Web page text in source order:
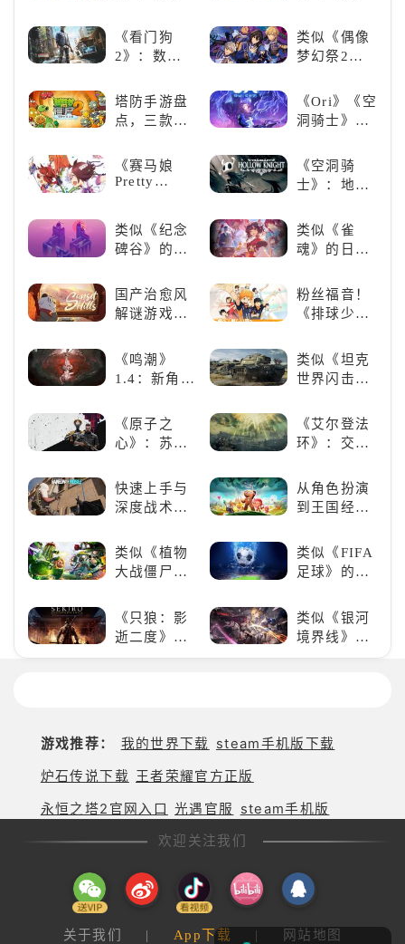
未来战场；
跑酷突袭，
改写战斗格
“刚”？
《看门狗
2》：数字
狂欢
类似《偶像
梦幻祭2》
游推荐：完
美还原偶像
魅力，共同
像团
塔防手游盘
点，三款不
防佳作
《Ori》《空
洞骑士》
胞》横向对
比，不知道
《赛马娘
Pretty
的竞速之旅
《空洞骑
士》：地下
探索与极致
冒险
类似《纪念
碑谷》的解
荐：体验沉
浸式解谜，
类似《雀
魂》的日系
好看的ACG
看板娘们等
国产治愈风
解谜游戏
丘》
粉丝福音！
《排球少
HIGH!!》手
游还原经典
名场面
《鸣潮》
1.4：新角
情，全新冒
险体验！
类似《坦克
世界闪击
（WOTB）
的军事类游
爱的装备出
发吧！
《原子之
心》：苏联
游戏盛宴与
瑕疵
《艾尔登法
环》：交界
奇与魂系新
巅峰
快速上手与
深度战术兼
六号M》是
否值得入
从角色扮演
到王国经
游为何能俘
获玩家心？
类似《植物
大战僵尸》
游戏，休闲
娱乐尽在手
中！
类似《FIFA
足球》的足
荐！快来赢
得世界冠军
吧！
《只狼：影
逝二度》：
一场惊心动
类似《银河
境界线》的
二次元战棋
游戏推荐： 我的世界下载 steam手机版下载
炉石传说下载 王者荣耀官方正版
永恒之塔2官网入口 光遇官服
steam手机版
欢迎关注我们
关于我们 | App下载 | 网站地图